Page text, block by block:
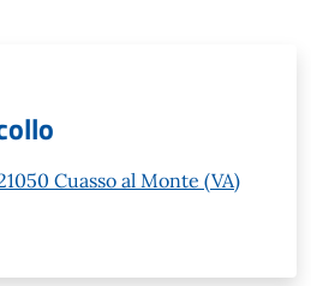
Cuasso al Monte (VA)